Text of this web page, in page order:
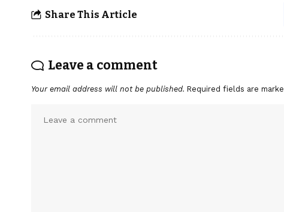
Share This Article
Leave a comment
Your email address will not be published. Required fields are